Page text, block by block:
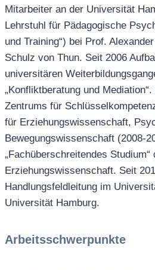
Mitarbeiter an der Universität
Lehrstuhl für Pädagogische
und Training“) bei Prof.
Schulz von Thun. Seit 2006
universitären
„Konfliktberatung und
Zentrums für
für Erziehungswissenschaft,
Bewegungswissenschaft (2008-
„Fachüberschreitendes
Erziehungswissenschaft. Seit
Handlungsfeldleitung im
Universität Hamburg.
Arbeitsschwerpunkte